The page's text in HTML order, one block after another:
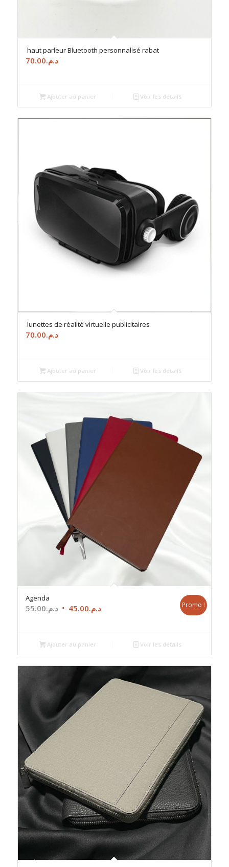
haut parleur Bluetooth personnalisé rabat
د.م.70.00
Ajouter au panier Voir les détails
lunettes de réalité virtuelle publicitaires
د.م.70.00
Ajouter au panier Voir les détails
Agenda
د.م.55.00
Le
était :
د.م.55.00.
د.م.45.00
Le
د.م.45.00.
Promo !
Ajouter au panier Voir les détails